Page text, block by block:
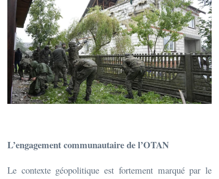
L’engagement communautaire de l’OTAN
Le contexte géopolitique est fortement marqué par le